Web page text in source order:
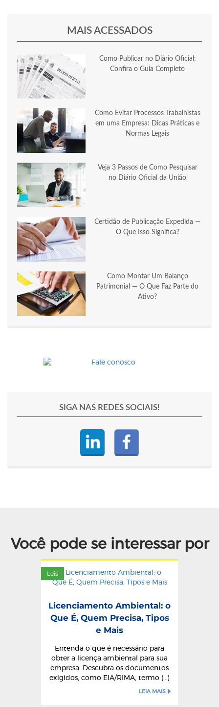
MAIS ACESSADOS
Como Publicar no Diário Oficial:
Confira o Guia Completo
Como Evitar Processos Trabalhistas
em uma Empresa: Dicas Práticas e
Normas Legais
Veja 3 Passos de Como Pesquisar
no Diário Oficial da União
Certidão de Publicação Expedida —
O Que Isso Significa?
Como Montar Um Balanço
Patrimonial — O Que Faz Parte do
Ativo?
SIGA NAS REDES SOCIAIS!
Você pode se interessar por
Leis
Licenciamento Ambiental: o
Que É, Quem Precisa, Tipos
e Mais
Entenda o que é necessário para
obter a licença ambiental para sua
empresa. Descubra os documentos
exigidos, como EIA/RIMA, termo (...)
LEIA MAIS